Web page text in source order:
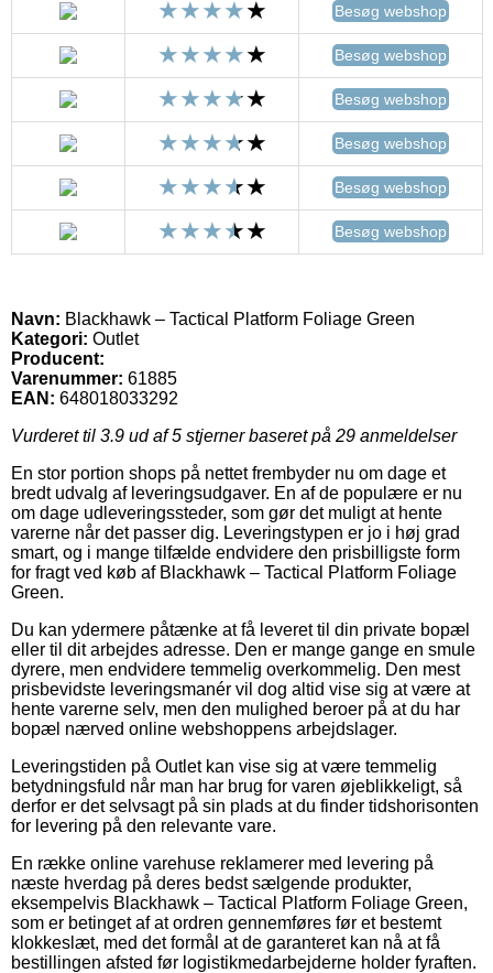
Besøg webshop
Besøg webshop
Besøg webshop
Besøg webshop
Besøg webshop
Besøg webshop
Navn: Blackhawk – Tactical Platform Foliage Green
Kategori: Outlet
Producent:
Varenummer: 61885
EAN: 648018033292
Vurderet til 3.9 ud af 5 stjerner baseret på 29 anmeldelser
En stor portion shops på nettet frembyder nu om dage et
bredt udvalg af leveringsudgaver. En af de populære er nu
om dage udleveringssteder, som gør det muligt at hente
varerne når det passer dig. Leveringstypen er jo i høj grad
smart, og i mange tilfælde endvidere den prisbilligste form
for fragt ved køb af Blackhawk – Tactical Platform Foliage
Green.
Du kan ydermere påtænke at få leveret til din private bopæl
eller til dit arbejdes adresse. Den er mange gange en smule
dyrere, men endvidere temmelig overkommelig. Den mest
prisbevidste leveringsmanér vil dog altid vise sig at være at
hente varerne selv, men den mulighed beroer på at du har
bopæl nærved online webshoppens arbejdslager.
Leveringstiden på Outlet kan vise sig at være temmelig
betydningsfuld når man har brug for varen øjeblikkeligt, så
derfor er det selvsagt på sin plads at du finder tidshorisonten
for levering på den relevante vare.
En række online varehuse reklamerer med levering på
næste hverdag på deres bedst sælgende produkter,
eksempelvis Blackhawk – Tactical Platform Foliage Green,
som er betinget af at ordren gennemføres før et bestemt
klokkeslæt, med det formål at de garanteret kan nå at få
bestillingen afsted før logistikmedarbejderne holder fyraften.